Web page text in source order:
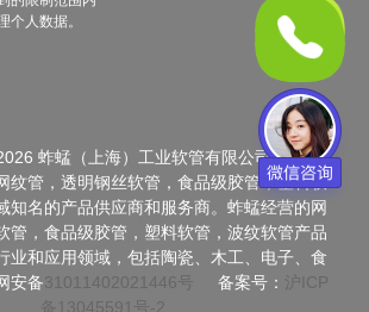
个人数据。
蚱蜢（上海）工业软管有限公司
纹管，透明钢丝软管，食品级胶管，塑料软
知名的产品供应商和服务商。蚱蜢经营的网
管，食品级胶管，塑料软管，波纹软管产品
业和应用领域，包括陶瓷、木工、电子、食
安备31011402021446号 备案号：
沪ICP
备13045591号-2